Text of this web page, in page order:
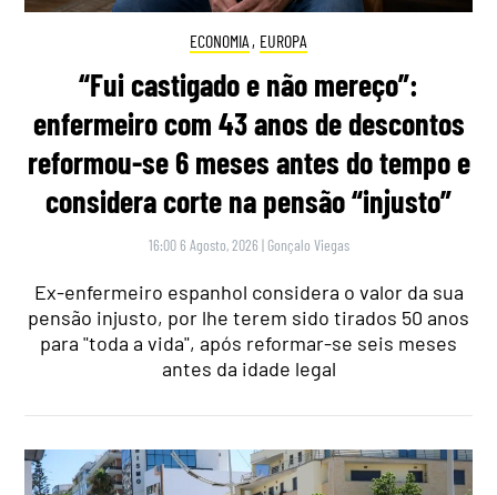
ECONOMIA , EUROPA
“Fui castigado e não mereço”:
enfermeiro com 43 anos de descontos
reformou-se 6 meses antes do tempo e
considera corte na pensão “injusto”
16:00 6 Agosto, 2026 | Gonçalo Viegas
Ex-enfermeiro espanhol considera o valor da sua
pensão injusto, por lhe terem sido tirados 50 anos
para "toda a vida", após reformar-se seis meses
antes da idade legal